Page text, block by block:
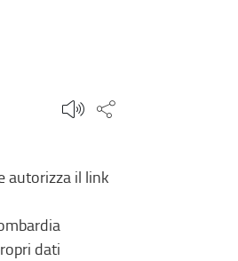
Condividi
autorizza il link
dati